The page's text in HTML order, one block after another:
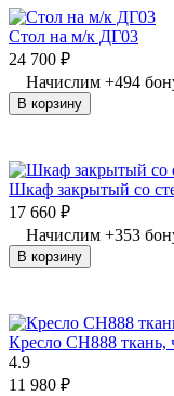
Стол на м/к ДГ03
24 700 ₽
Начислим +494
В корзину
Шкаф закрытый со
17 660 ₽
Начислим +353
В корзину
Кресло СН888 ткань,
4.9
11 980 ₽